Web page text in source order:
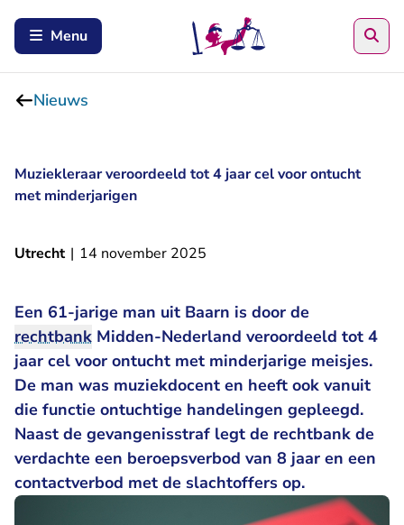
Menu
Nieuws
Muziekleraar veroordeeld tot 4 jaar cel voor ontucht
met minderjarigen
Utrecht | 14 november 2025
Een 61-jarige man uit Baarn is door de
rechtbank Midden-Nederland veroordeeld tot 4
jaar cel voor ontucht met minderjarige meisjes.
De man was muziekdocent en heeft ook vanuit
die functie ontuchtige handelingen gepleegd.
Naast de gevangenisstraf legt de rechtbank de
verdachte een beroepsverbod van 8 jaar en een
contactverbod met de slachtoffers op.